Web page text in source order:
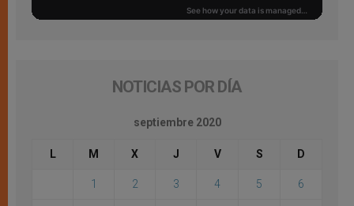
NOTICIAS POR DÍA
septiembre 2020
L M X J V S D
1 2 3 4 5 6